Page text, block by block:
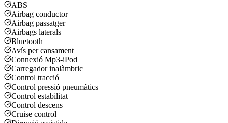
ABS
Airbag conductor
Airbag passatger
Airbags laterals
Bluetooth
Avís per cansament
Connexió Mp3-iPod
Carregador inalàmbric
Control tracció
Control pressió pneumàtics
Control estabilitat
Control descens
Cruise control